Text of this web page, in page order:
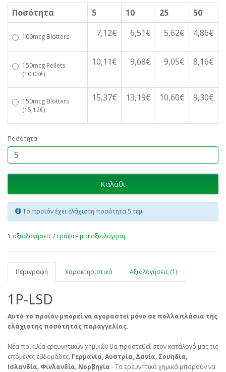
Ποσότητα 5 10 25 50
100mcg Blotters 7,12€ 6,51€ 5,62€ 4,86€
150mcg Pellets
(10,03€)
10,11€ 9,68€ 9,05€ 8,16€
150mcg Blotters
(15,12€)
15,37€ 13,19€ 10,60€ 9,30€
Ποσότητα
Καλάθι
Το προϊόν έχει ελάχιστη ποσότητα 5 τεμ.
1 αξιολογήσεις/Γράψτε μια αξιολόγηση
Περιγραφή Χαρακτηριστικά Αξιολογήσεις (1)
1P-LSD
Αυτό το προϊόν μπορεί να αγοραστεί μόνο σε πολλαπλάσια της
ελάχιστης ποσότητας παραγγελίας.
Νέα ποικιλία ερευνητικών χημικών θα προστεθεί στον κατάλογό μας τις
επόμενες εβδομάδες. Γερμανία, Αυστρία, Δανία, Σουηδία,
Ισλανδία, Φινλανδία, Νορβηγία - Τα ερευνητικά χημικά μπορούν να